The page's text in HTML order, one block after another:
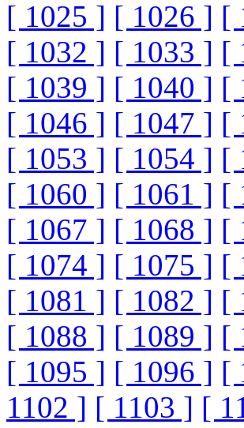
[ 1025 ] [ 1026 ] [
[ 1032 ] [ 1033 ] [
[ 1039 ] [ 1040 ] [
[ 1046 ] [ 1047 ] [
[ 1053 ] [ 1054 ] [
[ 1060 ] [ 1061 ] [
[ 1067 ] [ 1068 ] [
[ 1074 ] [ 1075 ] [
[ 1081 ] [ 1082 ] [
[ 1088 ] [ 1089 ] [
[ 1095 ] [ 1096 ] [
1102 ] [ 1103 ] [